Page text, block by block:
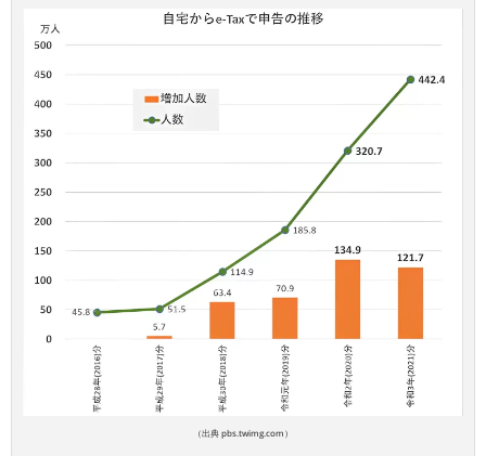
（出典 pbs.twimg.com）